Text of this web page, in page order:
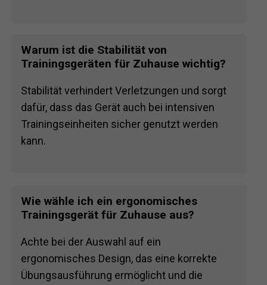
Warum ist die Stabilität von
Trainingsgeräten für Zuhause wichtig?
Stabilität verhindert Verletzungen und sorgt
dafür, dass das Gerät auch bei intensiven
Trainingseinheiten sicher genutzt werden
kann.
Wie wähle ich ein ergonomisches
Trainingsgerät für Zuhause aus?
Achte bei der Auswahl auf ein
ergonomisches Design, das eine korrekte
Übungsausführung ermöglicht und die